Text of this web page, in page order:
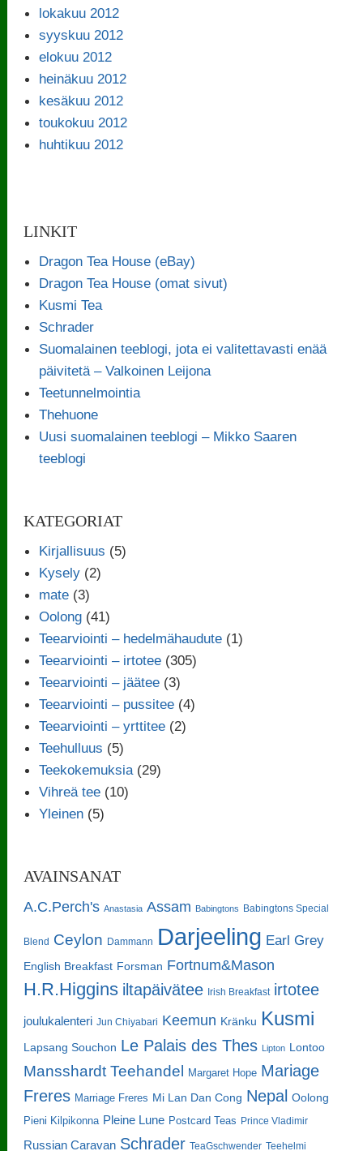
lokakuu 2012
syyskuu 2012
elokuu 2012
heinäkuu 2012
kesäkuu 2012
toukokuu 2012
huhtikuu 2012
LINKIT
Dragon Tea House (eBay)
Dragon Tea House (omat sivut)
Kusmi Tea
Schrader
Suomalainen teeblogi, jota ei valitettavasti enää
päivitetä – Valkoinen Leijona
Teetunnelmointia
Thehuone
Uusi suomalainen teeblogi – Mikko Saaren
teeblogi
KATEGORIAT
Kirjallisuus (5)
Kysely (2)
mate (3)
Oolong (41)
Teearviointi – hedelmähaudute (1)
Teearviointi – irtotee (305)
Teearviointi – jäätee (3)
Teearviointi – pussitee (4)
Teearviointi – yrttitee (2)
Teehulluus (5)
Teekokemuksia (29)
Vihreä tee (10)
Yleinen (5)
AVAINSANAT
A.C.Perch's Anastasia Assam Babingtons Babingtons Special
Blend Ceylon Dammann Darjeeling Earl Grey
English Breakfast Forsman Fortnum&Mason
H.R.Higgins iltapäivätee Irish Breakfast irtotee
joulukalenteri Jun Chiyabari Keemun Kränku Kusmi
Lapsang Souchon Le Palais des Thes Lipton Lontoo
Mansshardt Teehandel Margaret Hope Mariage
Freres Marriage Freres Mi Lan Dan Cong Nepal Oolong
Pieni Kilpikonna Pleine Lune Postcard Teas Prince Vladimir
Russian Caravan Schrader TeaGschwender Teehelmi